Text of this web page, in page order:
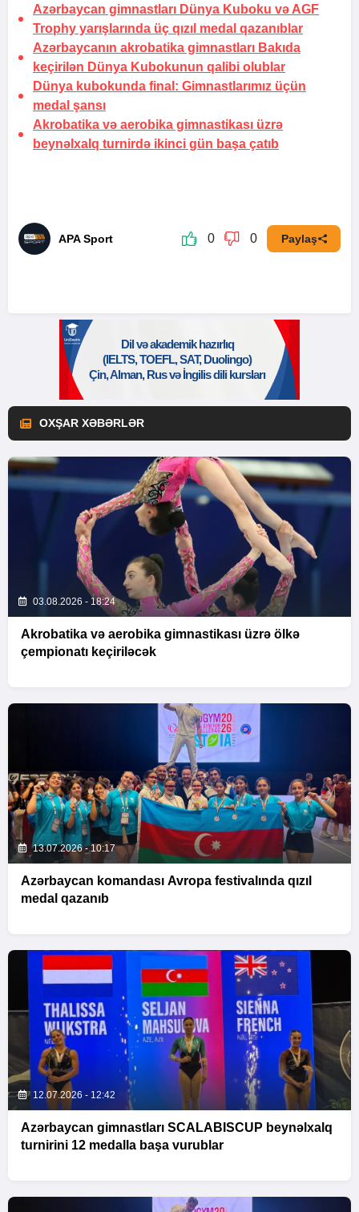
Azərbaycan gimnastları Dünya Kuboku və AGF
Trophy yarışlarında üç qızıl medal qazanıblar
Azərbaycanın akrobatika gimnastları Bakıda
keçirilən Dünya Kubokunun qalibi olublar
Dünya kubokunda final: Gimnastlarımız üçün
medal şansı
Akrobatika və aerobika gimnastikası üzrə
beynəlxalq turnirdə ikinci gün başa çatıb
APA Sport 0 0 Paylaş
OXŞAR XƏBƏRLƏR
03.08.2026 - 18:24
Akrobatika və aerobika gimnastikası üzrə ölkə
çempionatı keçiriləcək
13.07.2026 - 10:17
Azərbaycan komandası Avropa festivalında qızıl
medal qazanıb
12.07.2026 - 12:42
Azərbaycan gimnastları SCALABISCUP beynəlxalq
turnirini 12 medalla başa vurublar